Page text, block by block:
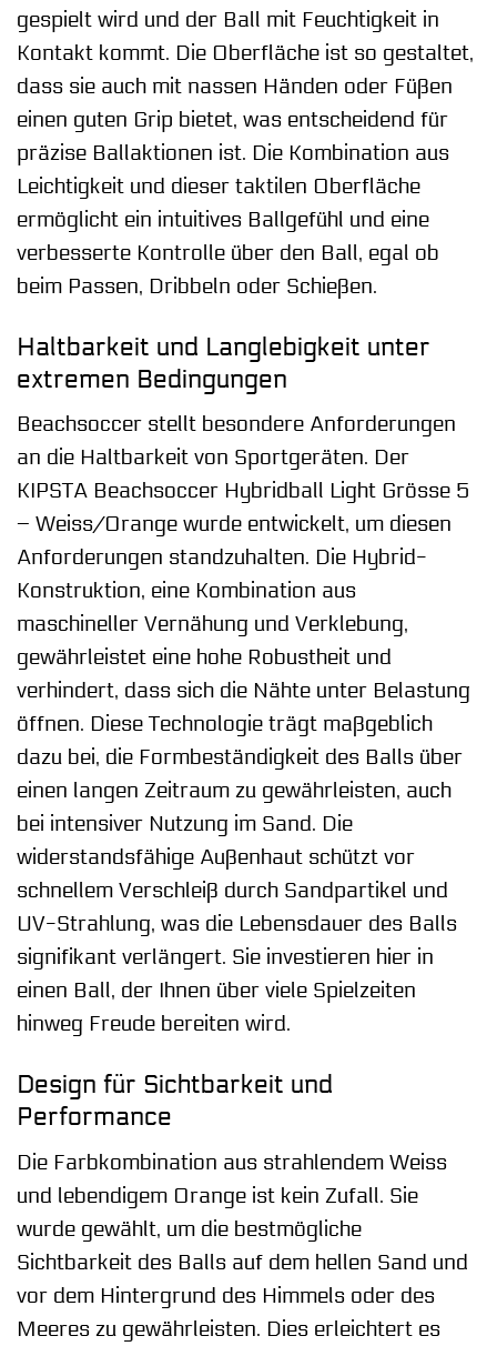
gespielt wird und der Ball mit Feuchtigkeit in
Kontakt kommt. Die Oberfläche ist so gestaltet,
dass sie auch mit nassen Händen oder Füßen
einen guten Grip bietet, was entscheidend für
präzise Ballaktionen ist. Die Kombination aus
Leichtigkeit und dieser taktilen Oberfläche
ermöglicht ein intuitives Ballgefühl und eine
verbesserte Kontrolle über den Ball, egal ob
beim Passen, Dribbeln oder Schießen.
Haltbarkeit und Langlebigkeit unter
extremen Bedingungen
Beachsoccer stellt besondere Anforderungen
an die Haltbarkeit von Sportgeräten. Der
KIPSTA Beachsoccer Hybridball Light Grösse 5
– Weiss/Orange wurde entwickelt, um diesen
Anforderungen standzuhalten. Die Hybrid-
Konstruktion, eine Kombination aus
maschineller Vernähung und Verklebung,
gewährleistet eine hohe Robustheit und
verhindert, dass sich die Nähte unter Belastung
öffnen. Diese Technologie trägt maßgeblich
dazu bei, die Formbeständigkeit des Balls über
einen langen Zeitraum zu gewährleisten, auch
bei intensiver Nutzung im Sand. Die
widerstandsfähige Außenhaut schützt vor
schnellem Verschleiß durch Sandpartikel und
UV-Strahlung, was die Lebensdauer des Balls
signifikant verlängert. Sie investieren hier in
einen Ball, der Ihnen über viele Spielzeiten
hinweg Freude bereiten wird.
Design für Sichtbarkeit und
Performance
Die Farbkombination aus strahlendem Weiss
und lebendigem Orange ist kein Zufall. Sie
wurde gewählt, um die bestmögliche
Sichtbarkeit des Balls auf dem hellen Sand und
vor dem Hintergrund des Himmels oder des
Meeres zu gewährleisten. Dies erleichtert es